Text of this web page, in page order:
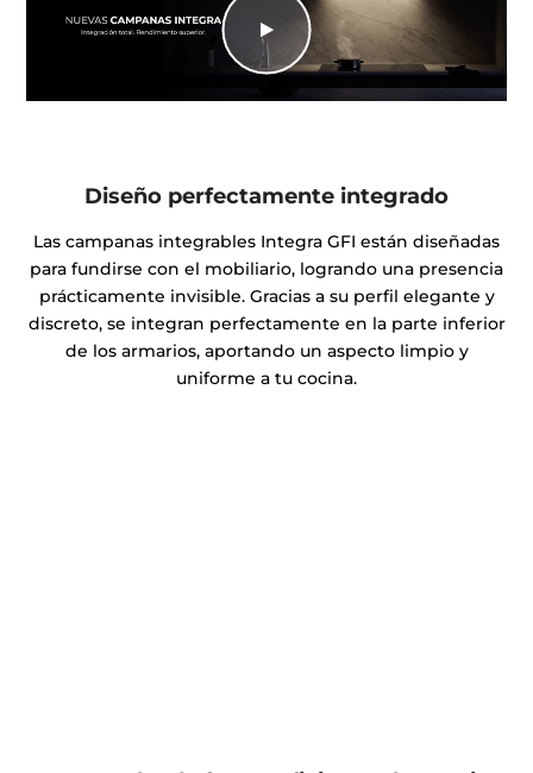
Diseño perfectamente integrado
Las campanas integrables Integra GFI están diseñadas
para fundirse con el mobiliario, logrando una presencia
prácticamente invisible. Gracias a su perfil elegante y
discreto, se integran perfectamente en la parte inferior
de los armarios, aportando un aspecto limpio y
uniforme a tu cocina.